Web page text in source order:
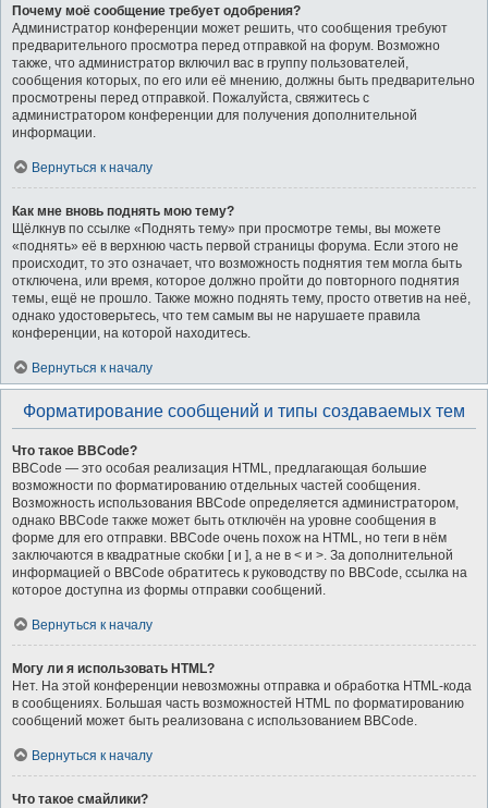
Почему моё сообщение требует одобрения?
Администратор конференции может решить, что сообщения требуют
предварительного просмотра перед отправкой на форум. Возможно
также, что администратор включил вас в группу пользователей,
сообщения которых, по его или её мнению, должны быть предварительно
просмотрены перед отправкой. Пожалуйста, свяжитесь с
администратором конференции для получения дополнительной
информации.
Вернуться к началу
Как мне вновь поднять мою тему?
Щёлкнув по ссылке «Поднять тему» при просмотре темы, вы можете
«поднять» её в верхнюю часть первой страницы форума. Если этого не
происходит, то это означает, что возможность поднятия тем могла быть
отключена, или время, которое должно пройти до повторного поднятия
темы, ещё не прошло. Также можно поднять тему, просто ответив на неё,
однако удостоверьтесь, что тем самым вы не нарушаете правила
конференции, на которой находитесь.
Вернуться к началу
Форматирование сообщений и типы создаваемых тем
Что такое BBCode?
BBCode — это особая реализация HTML, предлагающая большие
возможности по форматированию отдельных частей сообщения.
Возможность использования BBCode определяется администратором,
однако BBCode также может быть отключён на уровне сообщения в
форме для его отправки. BBCode очень похож на HTML, но теги в нём
заключаются в квадратные скобки [ и ], а не в < и >. За дополнительной
информацией о BBCode обратитесь к руководству по BBCode, ссылка на
которое доступна из формы отправки сообщений.
Вернуться к началу
Могу ли я использовать HTML?
Нет. На этой конференции невозможны отправка и обработка HTML-кода
в сообщениях. Большая часть возможностей HTML по форматированию
сообщений может быть реализована с использованием BBCode.
Вернуться к началу
Что такое смайлики?